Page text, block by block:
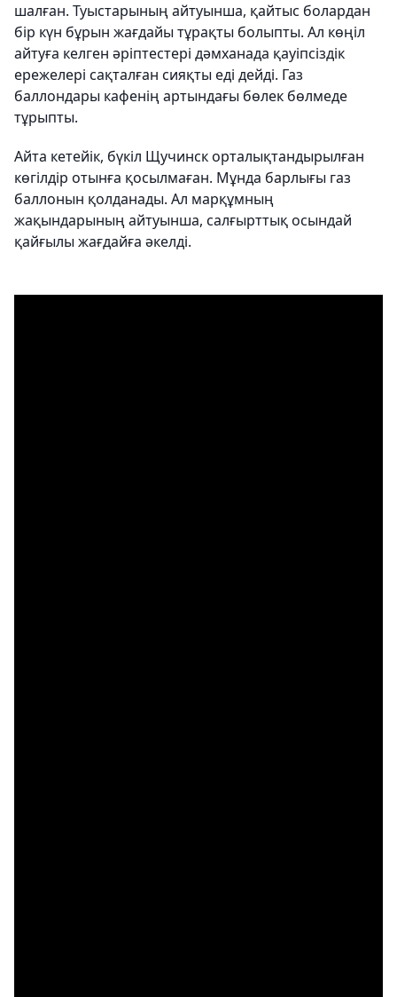
шалған. Туыстарының айтуынша, қайтыс болардан
бір күн бұрын жағдайы тұрақты болыпты. Ал көңіл
айтуға келген әріптестері дәмханада қауіпсіздік
ережелері сақталған сияқты еді дейді. Газ
баллондары кафенің артындағы бөлек бөлмеде
тұрыпты.
Айта кетейік, бүкіл Щучинск орталықтандырылған
көгілдір отынға қосылмаған. Мұнда барлығы газ
баллонын қолданады. Ал марқұмның
жақындарының айтуынша, салғырттық осындай
қайғылы жағдайға әкелді.